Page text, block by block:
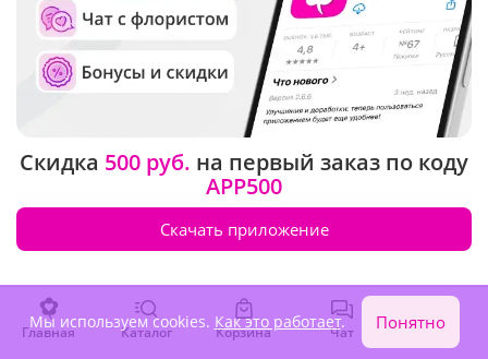
Красноярск
Москва
Нижний Новгород
Сочи
Ульяновск
Уфа
Города Кемеровской области
Позвоните по телефону8-800-333-0905
Главная Каталог Корзина Чат Войти
Скидка 500 руб. на первый заказ по коду
APP500
Скачать приложение
Мы используем cookies. Как это работает. Понятно